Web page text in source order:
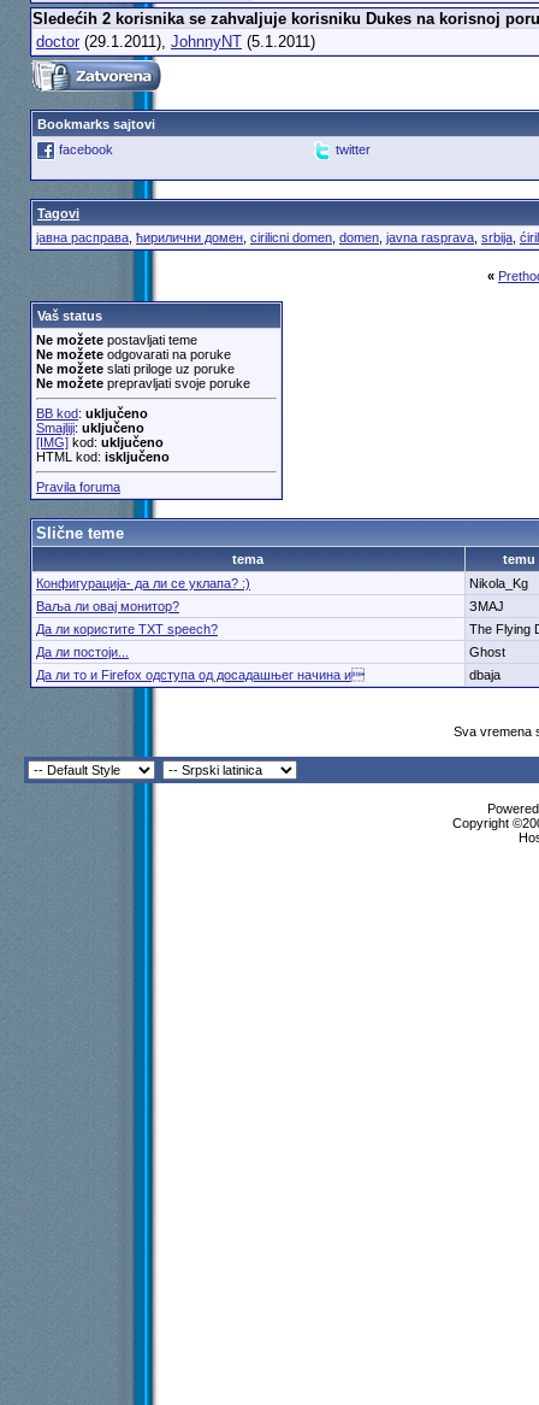
Sledećih 2 korisnika se zahvaljuje korisniku Dukes na korisnoj
doctor(29.1.2011), JohnnyNT(5.1.2011)
Bookmarks sajtovi
facebook
twitter
Tagovi
јавна расправа, ћирилични домен, cirilicni domen, domen, javna rasprava, srbija,
«
Vaš status
Ne možetepostavljati teme
Ne možeteodgovarati na poruke
Ne možeteslati priloge uz poruke
Ne možeteprepravljati svoje poruke
BB kod: uključeno
Smajliji: uključeno
[IMG]kod: uključeno
HTML kod: isključeno
Pravila foruma
Slične teme
tema
temu
Конфигурација- да ли се уклапа? :)
Nikola_Kg
Ваља ли овај монитор?
ЗМАЈ
Да ли користите TXT speech?
The Flying
Да ли постоји...
Ghost
Да ли то и Firefox одступа од досадашњег начина и
dbaja
Sva vremena
Copyright